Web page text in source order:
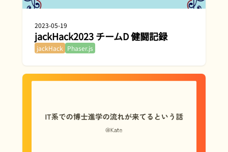
2023-05-19
jackHack2023 チームD 健闘記録
jackHack Phaser.js